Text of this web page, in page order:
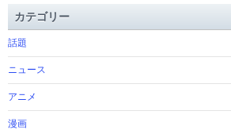
カテゴリー
話題
ニュース
アニメ
漫画